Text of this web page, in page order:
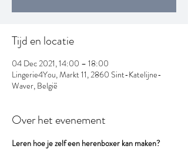
Tijd en locatie
04 Dec 2021, 14:00 – 18:00
Lingerie4You, Markt 11, 2860 Sint-Katelijne-
Waver, België
Over het evenement
Leren hoe je zelf een herenboxer kan maken?